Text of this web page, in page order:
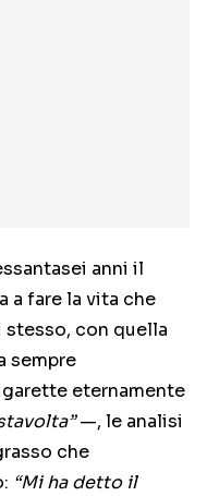
anni il
a fare la vita che
stesso, con quella
sempre
eternamente
—, le analisi
che
“Mi ha detto il